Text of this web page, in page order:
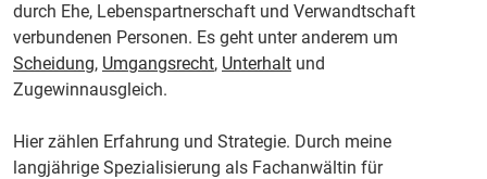
durch Ehe, Lebenspartnerschaft und Verwandtschaft
verbundenen Personen. Es geht unter anderem um
Scheidung, Umgangsrecht, Unterhalt und
Zugewinnausgleich.
Hier zählen Erfahrung und Strategie. Durch meine
langjährige Spezialisierung als Fachanwältin für